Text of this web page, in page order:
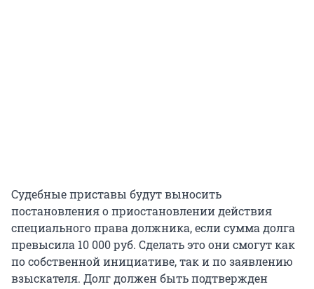
Судебные приставы будут выносить
постановления о приостановлении действия
специального права должника, если сумма долга
превысила 10 000 руб. Сделать это они смогут как
по собственной инициативе, так и по заявлению
взыскателя. Долг должен быть подтвержден